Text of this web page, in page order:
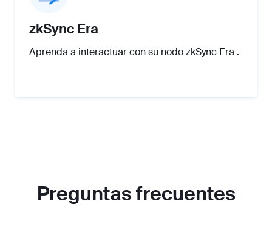
zkSync Era
Aprenda a interactuar con su nodo zkSync Era .
Preguntas frecuentes